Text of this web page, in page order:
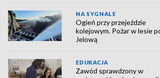
NA SYGNALE
Ogień przy przejeździe
kolejowym. Pożar w lesie
Jelową
EDUKACJA
Zawód sprawdzony w